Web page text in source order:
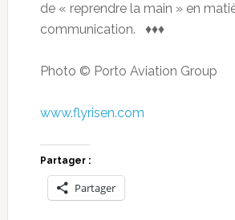
de « reprendre la main » en
communication. ♦♦♦
Photo © Porto Aviation Group
www.flyrisen.com
Partager :
Partager